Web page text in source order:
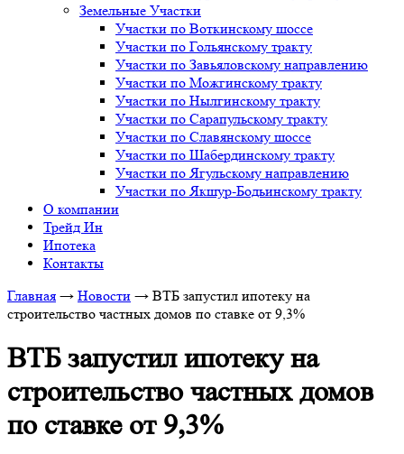
Земельные Участки
Участки по Воткинскому шоссе
Участки по Гольянскому тракту
Участки по Завьяловскому направлению
Участки по Можгинскому тракту
Участки по Нылгинскому тракту
Участки по Сарапульскому тракту
Участки по Славянскому шоссе
Участки по Шабердинскому тракту
Участки по Ягульскому направлению
Участки по Якшур-Бодьинскому тракту
О компании
Трейд Ин
Ипотека
Контакты
Главная → Новости → ВТБ запустил ипотеку на
строительство частных домов по ставке от 9,3%
ВТБ запустил ипотеку на
строительство частных домов
по ставке от 9,3%